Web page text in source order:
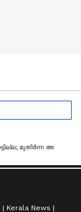
Kerala News